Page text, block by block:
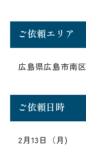
ご依頼エリア
広島県広島市南区
ご依頼日時
2月13日（月)